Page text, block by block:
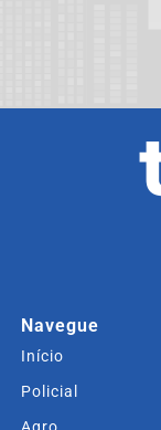
Navegue
Início
Policial